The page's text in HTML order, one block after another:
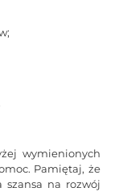
wymienionych
Pamiętaj, że
na rozwój